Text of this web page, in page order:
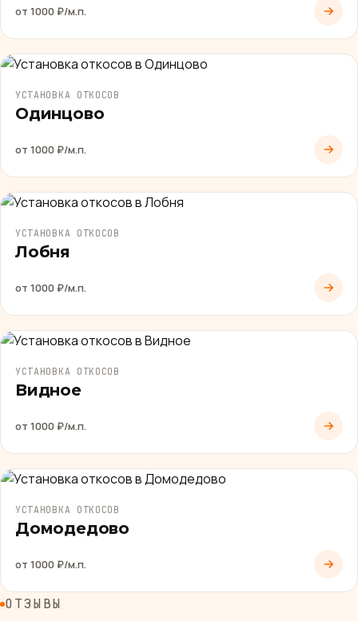
от 1000 ₽/м.п.
УСТАНОВКА ОТКОСОВ
Одинцово
от 1000 ₽/м.п.
УСТАНОВКА ОТКОСОВ
Лобня
от 1000 ₽/м.п.
УСТАНОВКА ОТКОСОВ
Видное
от 1000 ₽/м.п.
УСТАНОВКА ОТКОСОВ
Домодедово
от 1000 ₽/м.п.
ОТЗЫВЫ